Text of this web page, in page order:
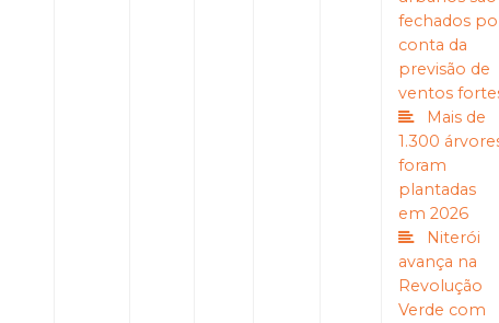
fechados
conta da
previsão de
ventos
Mais de
1.300
foram
plantadas
em 2026
Niterói
avança na
Revolução
Verde com